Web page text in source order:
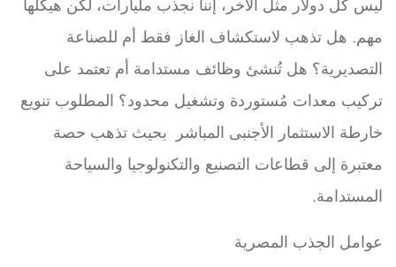
ليس كل دولار مثل الآخر، إننا نجذب مليارات، لكن هيكلها
مهم. هل تذهب لاستكشاف الغاز فقط أم للصناعة
التصديرية؟ هل تُنشئ وظائف مستدامة أم تعتمد على
تركيب معدات مُستوردة وتشغيل محدود؟ المطلوب تنويع
خارطة الاستثمار الأجنبى المباشر بحيث تذهب حصة
معتبرة إلى قطاعات التصنيع والتكنولوجيا والسياحة
المستدامة.
عوامل الجذب المصرية